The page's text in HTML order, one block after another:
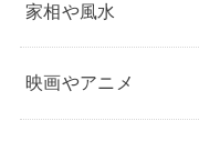
家相や風水
映画やアニメ